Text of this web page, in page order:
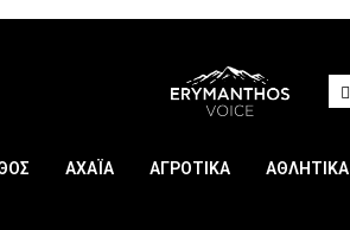
ΑΧΑΪΑ ΑΓΡΟΤΙΚΑ ΑΘΛΗΤΙΚΑ